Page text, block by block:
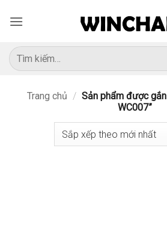
qua
dung
Tìm
kiếm:
Trang chủ / Sản phẩm được
WC007”